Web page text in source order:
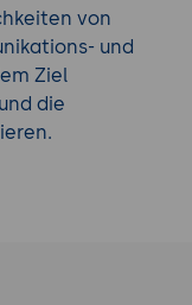
von
und
Ziel
die